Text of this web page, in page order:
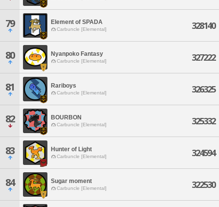
79 Element of SPADA
Carbuncle [Elemental] 328140
80 Nyanpoko Fantasy
Carbuncle [Elemental] 327222
81 Rariboys
Carbuncle [Elemental] 326325
82 BOURBON
Carbuncle [Elemental] 325332
83 Hunter of Light
Carbuncle [Elemental] 324594
84 Sugar moment
Carbuncle [Elemental] 322530